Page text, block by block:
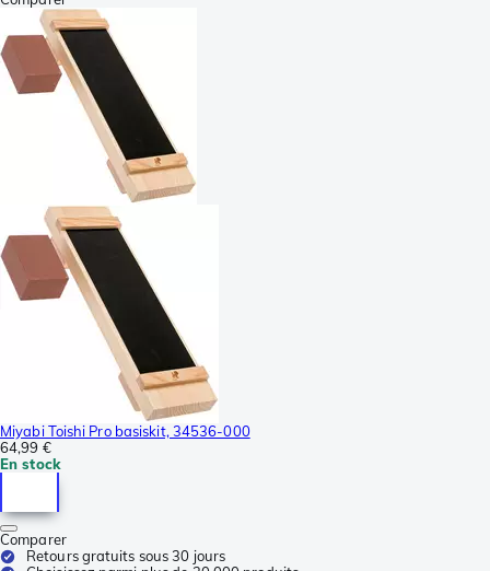
Miyabi Toishi Pro basiskit, 34536-000
64,99 €
En stock
Comparer
Retours gratuits sous 30 jours